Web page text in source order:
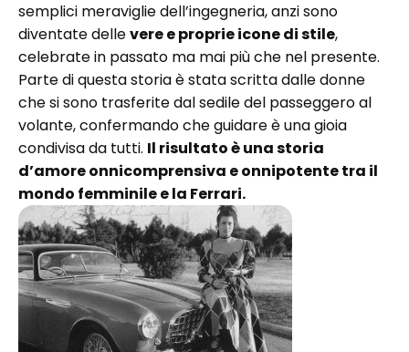
semplici meraviglie dell’ingegneria, anzi sono
diventate dellevere e proprie icone di stile,
celebrate in passato ma mai più che nel presente.
Parte di questa storia è stata scritta dalle donne
che si sono trasferite dal sedile del passeggero al
volante, confermando che guidare è una gioia
condivisa da tutti. Il risultato è una storia
d’amore onnicomprensiva e onnipotente tra il
mondo femminile e la Ferrari.